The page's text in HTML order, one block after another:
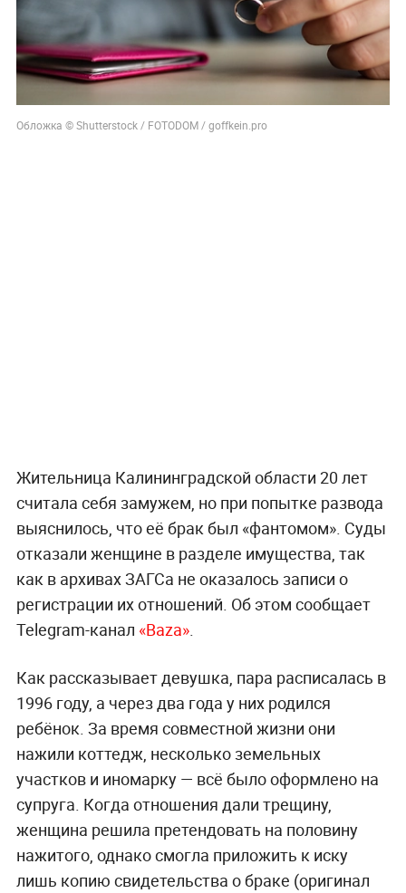
Обложка © Shutterstock / FOTODOM / goffkein.pro
Жительница Калининградской области 20 лет
считала себя замужем, но при попытке развода
выяснилось, что её брак был «фантомом». Суды
отказали женщине в разделе имущества, так
как в архивах ЗАГСа не оказалось записи о
регистрации их отношений. Об этом сообщает
Telegram-канал «Baza».
Как рассказывает девушка, пара расписалась в
1996 году, а через два года у них родился
ребёнок. За время совместной жизни они
нажили коттедж, несколько земельных
участков и иномарку — всё было оформлено на
супруга. Когда отношения дали трещину,
женщина решила претендовать на половину
нажитого, однако смогла приложить к иску
лишь копию свидетельства о браке (оригинал